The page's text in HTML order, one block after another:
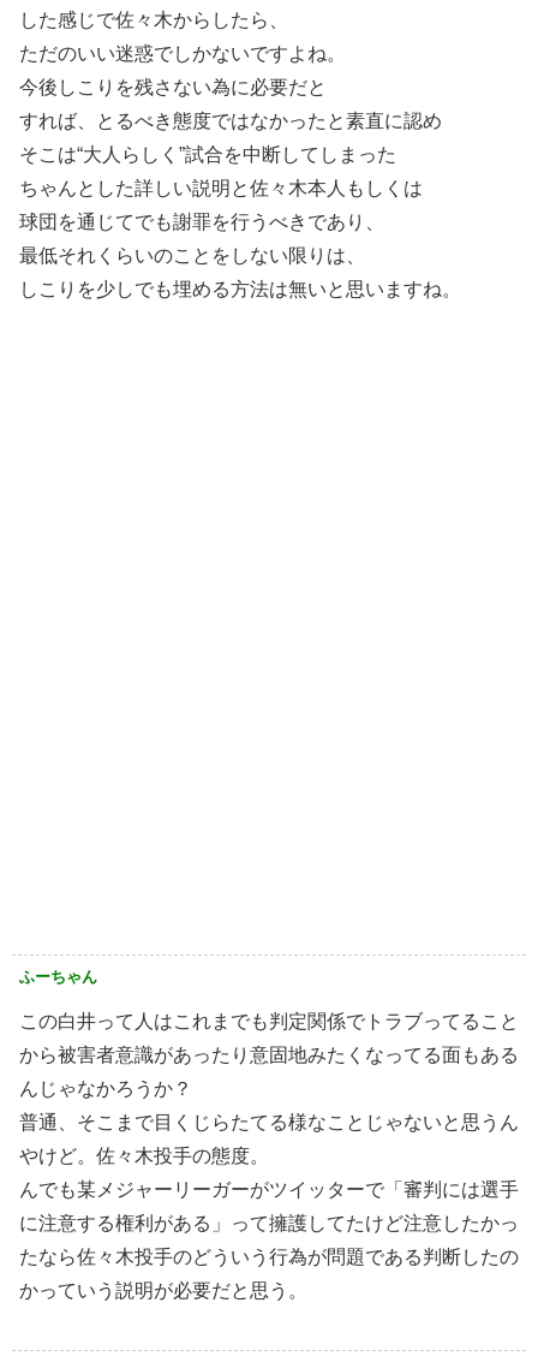
した感じで佐々木からしたら、
ただのいい迷惑でしかないですよね。
今後しこりを残さない為に必要だと
すれば、とるべき態度ではなかったと素直に認め
そこは“大人らしく”試合を中断してしまった
ちゃんとした詳しい説明と佐々木本人もしくは
球団を通じてでも謝罪を行うべきであり、
最低それくらいのことをしない限りは、
しこりを少しでも埋める方法は無いと思いますね。
ふーちゃん
この白井って人はこれまでも判定関係でトラブってること
から被害者意識があったり意固地みたくなってる面もある
んじゃなかろうか？
普通、そこまで目くじらたてる様なことじゃないと思うん
やけど。佐々木投手の態度。
んでも某メジャーリーガーがツイッターで「審判には選手
に注意する権利がある」って擁護してたけど注意したかっ
たなら佐々木投手のどういう行為が問題である判断したの
かっていう説明が必要だと思う。